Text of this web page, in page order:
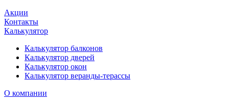
Акции
Контакты
Калькулятор
Калькулятор балконов
Калькулятор дверей
Калькулятор окон
Калькулятор веранды-терассы
О компании